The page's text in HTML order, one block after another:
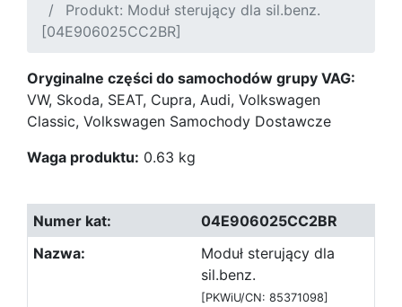
Produkt: Moduł sterujący dla sil.benz.
[04E906025CC2BR]
Oryginalne części do samochodów grupy VAG:
VW, Skoda, SEAT, Cupra, Audi, Volkswagen
Classic, Volkswagen Samochody Dostawcze
Waga produktu: 0.63 kg
04E906025CC2BR
Moduł sterujący dla
sil.benz.
[PKWiU/CN: 85371098]